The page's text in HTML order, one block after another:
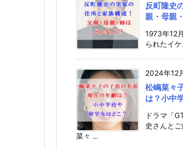
反町隆史
親・母親
1973年12
られたイ
2024年12
松嶋菜々
は？小中
ドラマ「
史さんと
菜々 ...